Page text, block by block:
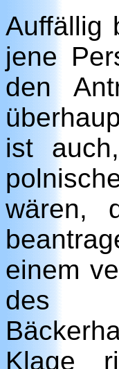
Auffällig
jene
den
ist
wären,
einem
des
Klage